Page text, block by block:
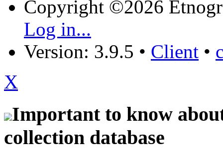
Copyright ©2026
Log in...
Version: 3.9.5 • Client •
X
Important to know
collection database